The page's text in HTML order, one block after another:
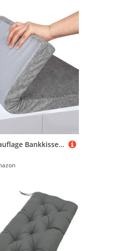
MSNCS Bankauflage Bankkissen Outdoor 60x30 150x50 120x40 100x35 130x50,Sitzkissen Gartenstuhl,Sitzauflage Bequeme Bankpolster, für Bank, Fensterbank, Gartenmöbel, Terrasse, Drinnen(#1,150x60x5cm)